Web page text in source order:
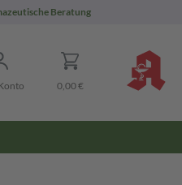
Beratung
0,00 €